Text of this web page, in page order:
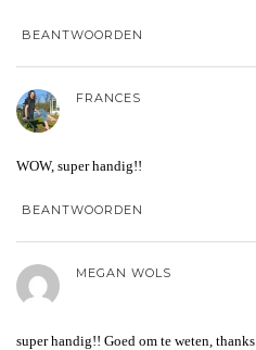
BEANTWOORDEN
FRANCES
WOW, super handig!!
BEANTWOORDEN
MEGAN WOLS
super handig!! Goed om te weten, thanks.